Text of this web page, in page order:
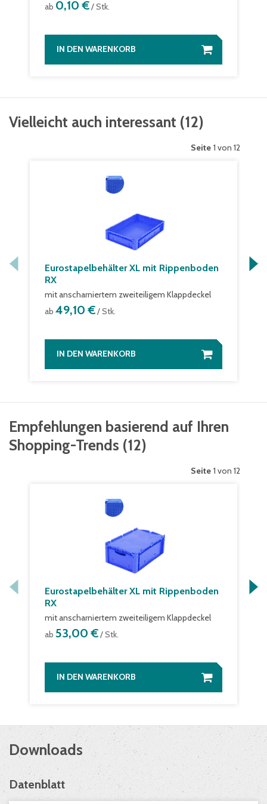
ab 0,10 €/ Stk.
IN DEN WARENKORB
Vielleicht auch interessant (12)
Seite 1 von 12
Eurostapelbehälter XL mit Rippenboden
RX
mit anscharniertem zweiteiligem Klappdeckel
ab 49,10 €/ Stk.
IN DEN WARENKORB
Empfehlungen basierend auf Ihren
Shopping-Trends (12)
Seite 1 von 12
Eurostapelbehälter XL mit Rippenboden
RX
mit anscharniertem zweiteiligem Klappdeckel
ab 53,00 €/ Stk.
IN DEN WARENKORB
Downloads
Datenblatt